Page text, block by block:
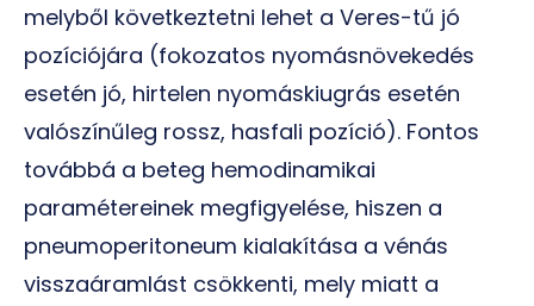
melyből következtetni lehet a Veres-tű jó
pozíciójára (fokozatos nyomásnövekedés
esetén jó, hirtelen nyomáskiugrás esetén
valószínűleg rossz, hasfali pozíció). Fontos
továbbá a beteg hemodinamikai
paramétereinek megfigyelése, hiszen a
pneumoperitoneum kialakítása a vénás
visszaáramlást csökkenti, mely miatt a